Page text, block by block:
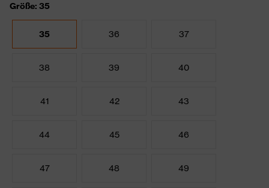
Größe: 35
35 36 37
38 39 40
41 42 43
44 45 46
47 48 49